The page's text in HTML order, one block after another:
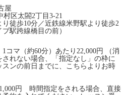
屋
村区太閤2丁目3-21
り徒歩10分／近鉄線米野駅より徒歩2
駅跨線橋目の前）
マ（約60分）あたり22,000円 （消
れない場合、「指定なし」の枠に
ンの前日までに、こちらよりお時
円 時間指定をされる場合、直接